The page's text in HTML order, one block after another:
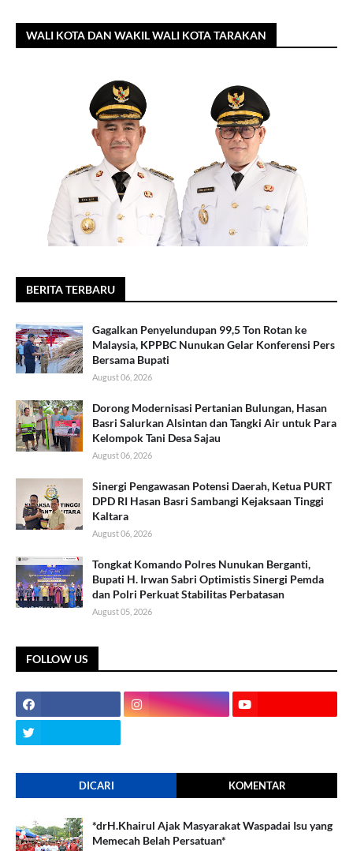
WALI KOTA DAN WAKIL WALI KOTA TARAKAN
BERITA TERBARU
Gagalkan Penyelundupan 99,5 Ton Rotan ke
Malaysia, KPPBC Nunukan Gelar Konferensi Pers
Bersama Bupati
August 06, 2026
Dorong Modernisasi Pertanian Bulungan, Hasan
Basri Salurkan Alsintan dan Tangki Air untuk Para
Kelompok Tani Desa Sajau
August 06, 2026
Sinergi Pengawasan Potensi Daerah, Ketua PURT
DPD RI Hasan Basri Sambangi Kejaksaan Tinggi
Kaltara
August 06, 2026
Tongkat Komando Polres Nunukan Berganti,
Bupati H. Irwan Sabri Optimistis Sinergi Pemda
dan Polri Perkuat Stabilitas Perbatasan
August 05, 2026
FOLLOW US
DICARI KOMENTAR
*drH.Khairul Ajak Masyarakat Waspadai Isu yang
Memecah Belah Persatuan*